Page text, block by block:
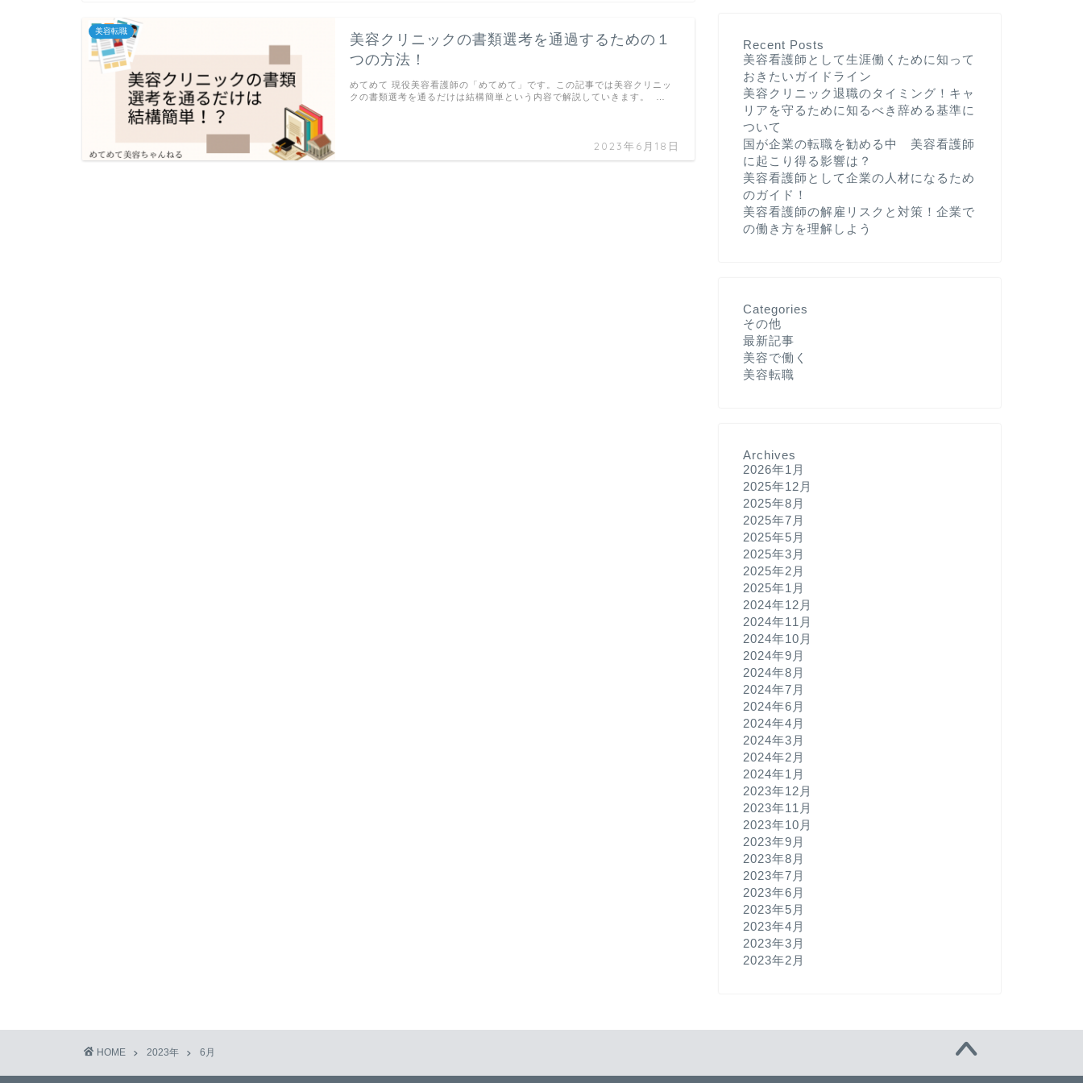
美容転職
美容クリニックの書類選考を通過するための１
つの方法！
2023年6月18日
めてめて 現役美容看護師の「めてめて」です。この記事では美容クリニッ
クの書類選考を通るだけは結構簡単という内容で解説していきます。 …
Recent Posts
美容看護師として生涯働くために知って
おきたいガイドライン
美容クリニック退職のタイミング！キャ
リアを守るために知るべき辞める基準に
ついて
国が企業の転職を勧める中 美容看護師
に起こり得る影響は？
美容看護師として企業の人材になるため
のガイド！
美容看護師の解雇リスクと対策！企業で
の働き方を理解しよう
Categories
その他
最新記事
美容で働く
美容転職
Archives
2026年1月
2025年12月
2025年8月
2025年7月
2025年5月
2025年3月
2025年2月
2025年1月
2024年12月
2024年11月
2024年10月
2024年9月
2024年8月
2024年7月
2024年6月
2024年4月
2024年3月
2024年2月
2024年1月
2023年12月
2023年11月
2023年10月
2023年9月
2023年8月
2023年7月
2023年6月
2023年5月
2023年4月
2023年3月
2023年2月
HOME 2023年 6月